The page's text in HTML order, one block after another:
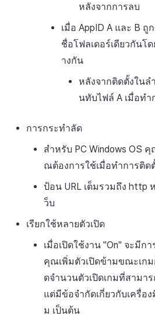
หลังจากการลบ
เมื่อ AppID A และ B
ชื่อโฟลเดอร์เดียวกันโ
างกัน
หลังจากติดตั้งในล
นทับไฟล์ A เมื่อทำ
การกระทำลัด
สำหรับ PC Windows OS
ณต้องการใช้เมื่อทำการติด
ป้อน URL เต็มรวมถึง http
ว็บ
เรียกใช้หลายตัวเปิด
เมื่อเปิดใช้งาน "On" จะมีก
คุณเพิ่มตัวเปิดข้ามขณะเก
ดจำนวนตัวเปิดเกมที่สามา
แต่มีข้อจำกัดเกี่ยวกับเครื่อ
ม เป็นต้น